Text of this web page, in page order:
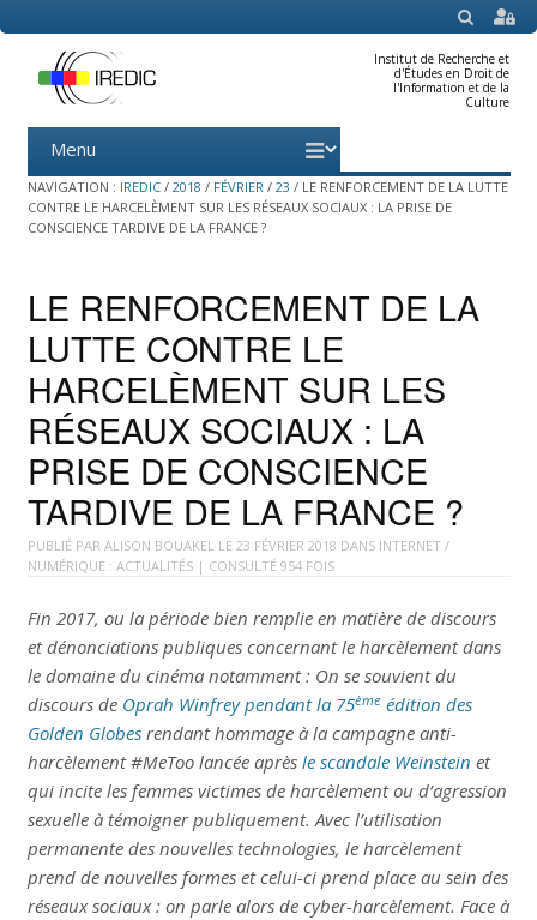
SEARCH
Institut de Recherche et
d'Études en Droit de
l'Information et de la
Culture
Menu
content
NAVIGATION : IREDIC / 2018 / FÉVRIER / 23 / LE RENFORCEMENT DE LA LUTTE
CONTRE LE HARCELÈMENT SUR LES RÉSEAUX SOCIAUX : LA PRISE DE
CONSCIENCE TARDIVE DE LA FRANCE ?
LE RENFORCEMENT DE LA
LUTTE CONTRE LE
HARCELÈMENT SUR LES
RÉSEAUX SOCIAUX : LA
PRISE DE CONSCIENCE
TARDIVE DE LA FRANCE ?
PUBLIÉ PAR ALISON BOUAKEL LE 23 FÉVRIER 2018 DANS INTERNET /
NUMÉRIQUE : ACTUALITÉS| CONSULTÉ 954 FOIS
Fin 2017, ou la période bien remplie en matière de discours
et dénonciations publiques concernant le harcèlement dans
le domaine du cinéma notamment : On se souvient du
discours de Oprah Winfrey pendant la 75èmeédition des
Golden Globesrendant hommage à la campagne anti-
harcèlement #MeToo lancée après le scandale Weinstein et
qui incite les femmes victimes de harcèlement ou d’agression
sexuelle à témoigner publiquement.Avec l’utilisation
permanente des nouvelles technologies, le harcèlement
prend de nouvelles formes et celui-ci prend place au sein des
réseaux sociaux : on parle alors de cyber-harcèlement. Face à